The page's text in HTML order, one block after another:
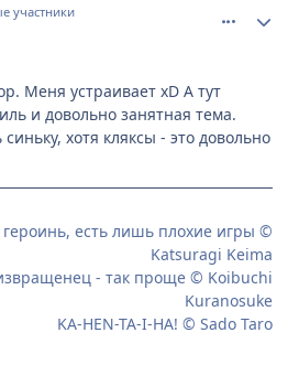
участники
Меня устраивает xD А тут
и довольно занятная тема.
хотя кляксы - это довольно
героинь, есть лишь плохие игры ©
Katsuragi Keima
- так проще © Koibuchi
Kuranosuke
KA-HEN-TA-I-HA! © Sado Taro